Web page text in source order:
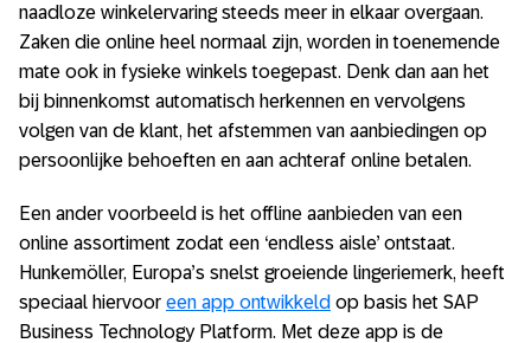
naadloze winkelervaring steeds meer in elkaar overgaan.
Zaken die online heel normaal zijn, worden in toenemende
mate ook in fysieke winkels toegepast. Denk dan aan het
bij binnenkomst automatisch herkennen en vervolgens
volgen van de klant, het afstemmen van aanbiedingen op
persoonlijke behoeften en aan achteraf online betalen.
Een ander voorbeeld is het offline aanbieden van een
online assortiment zodat een ‘endless aisle’ ontstaat.
Hunkemöller, Europa’s snelst groeiende lingeriemerk, heeft
speciaal hiervoor een app ontwikkeld op basis het SAP
Business Technology Platform. Met deze app is de